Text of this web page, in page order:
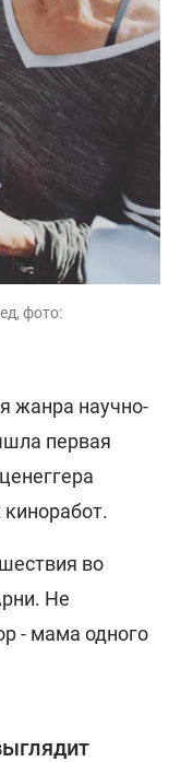
фото:
жанра научно-
первая
во
Не
- мама одного